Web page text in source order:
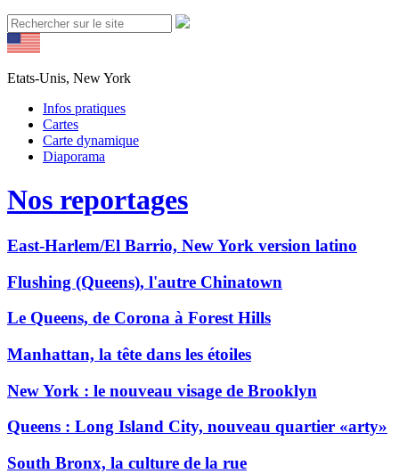
Etats-Unis, New York
Infos pratiques
Cartes
Carte dynamique
Diaporama
Nos reportages
East-Harlem/El Barrio, New York version latino
Flushing (Queens), l'autre Chinatown
Le Queens, de Corona à Forest Hills
Manhattan, la tête dans les étoiles
New York : le nouveau visage de Brooklyn
Queens : Long Island City, nouveau quartier «arty»
South Bronx, la culture de la rue